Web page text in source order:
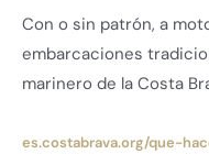
Con o sin patrón, a
embarcaciones
marinero de la Costa
es.costabrava.org/que-